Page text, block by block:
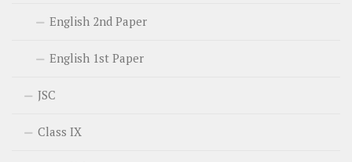
English 2nd Paper
English 1st Paper
JSC
Class IX